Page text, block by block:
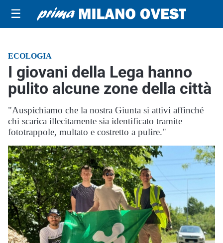
☰
ECOLOGIA
I giovani della Lega hanno
pulito alcune zone della città
"Auspichiamo che la nostra Giunta si attivi affinché
chi scarica illecitamente sia identificato tramite
fototrappole, multato e costretto a pulire."